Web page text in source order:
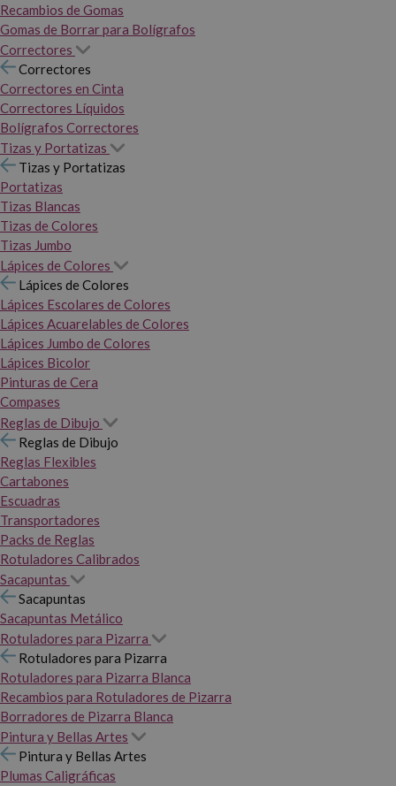
Recambios de Gomas
Gomas de Borrar para Bolígrafos
Correctores
Correctores
Correctores en Cinta
Correctores Líquidos
Bolígrafos Correctores
Tizas y Portatizas
Tizas y Portatizas
Portatizas
Tizas Blancas
Tizas de Colores
Tizas Jumbo
Lápices de Colores
Lápices de Colores
Lápices Escolares de Colores
Lápices Acuarelables de Colores
Lápices Jumbo de Colores
Lápices Bicolor
Pinturas de Cera
Compases
Reglas de Dibujo
Reglas de Dibujo
Reglas Flexibles
Cartabones
Escuadras
Transportadores
Packs de Reglas
Rotuladores Calibrados
Sacapuntas
Sacapuntas
Sacapuntas Metálico
Rotuladores para Pizarra
Rotuladores para Pizarra
Rotuladores para Pizarra Blanca
Recambios para Rotuladores de Pizarra
Borradores de Pizarra Blanca
Pintura y Bellas Artes
Pintura y Bellas Artes
Plumas Caligráficas